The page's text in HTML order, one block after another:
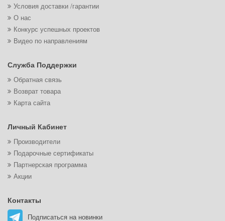
Условия доставки /гарантии
О нас
Конкурс успешных проектов
Видео по направлениям
Служба Поддержки
Обратная связь
Возврат товара
Карта сайта
Личный Кабинет
Производители
Подарочные сертификаты
Партнерская программа
Акции
Контакты
Подписаться на новинки